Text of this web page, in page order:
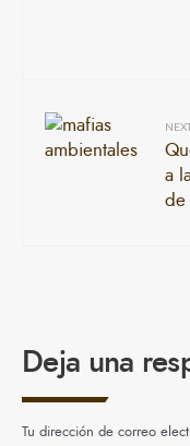
a
de
Deja una
Tu dirección de correo